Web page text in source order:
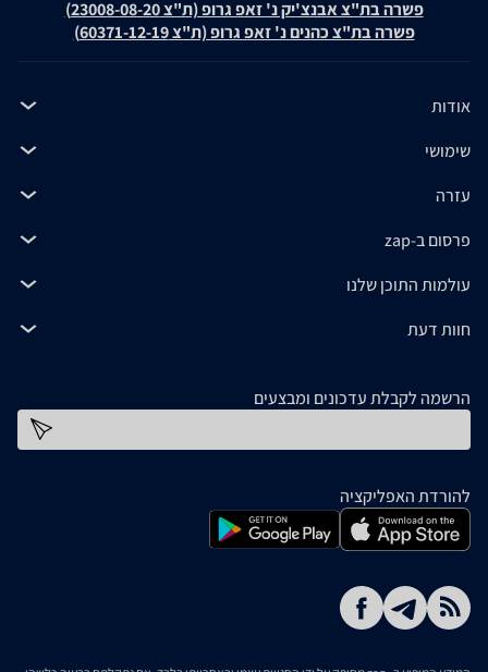
פשרה בת"צ אבנצ'יק נ' זאפ גרופ (ת"צ 23008-08-20)
פשרה בת"צ כהנים נ' זאפ גרופ (ת"צ 60371-12-19)
אודות
שימושי
עזרה
פרסום ב-zap
עולמות התוכן שלנו
חוות דעת
הרשמה לקבלת עדכונים ומבצעים
להורדת האפליקציה